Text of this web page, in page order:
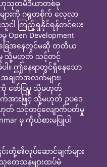
ဟုသုတမီဒီယာတစ်ခု
ားကို ဂရုတစိုက် လေ့လာ
ငါ ကြည့်ရှုနိုင်ရန်တင်ပေး
Development
ခြေအနေတွင်မဆို တတိယ
ည့်စုံမှု သို့မဟုတ် သင့်တင့်
။ ဤနေရာတွင်ရှိနေသော
ချက်အလက်များ၊
ကို ဖော်ပြမှု သို့မဟုတ်
ားဖြင့် သို့မဟုတ် ဥပဒေ
မဟုတ် သင့်တင့်လျောက်ပတ်မှု
မှ ကိုယ်စားမပြုပါ
းတို့၏လုပ်ဆောင်ချက်များ
ေသနများထပ်မံ